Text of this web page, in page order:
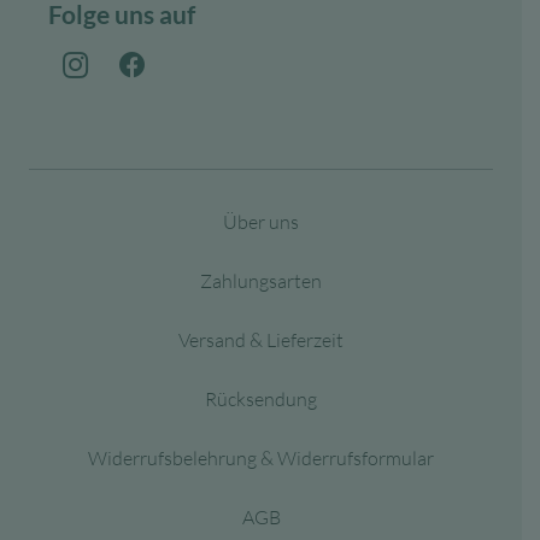
Folge uns auf
Über uns
Zahlungsarten
Versand & Lieferzeit
Rücksendung
Widerrufsbelehrung & Widerrufsformular
AGB